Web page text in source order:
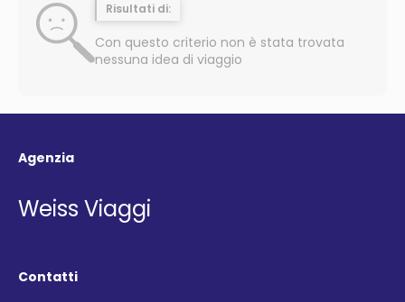
Risultati di:
Con questo criterio non è stata trovata
nessuna idea di viaggio
Agenzia
Weiss Viaggi
Contatti